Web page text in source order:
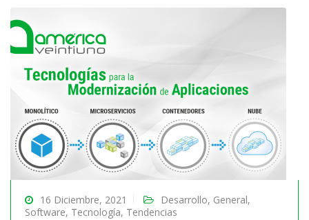
16 Diciembre, 2021 Desarrollo, General,
Software, Tecnología, Tendencias